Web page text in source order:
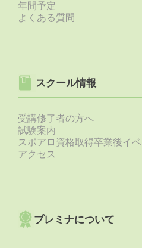
年間予定
よくある質問
スクール情報
受講修了者の方へ
試験案内
スポアロ資格取得卒業後イ
アクセス
プレミナについて